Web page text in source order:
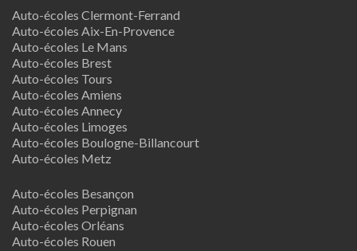
Auto-écoles Clermont-Ferrand
Auto-écoles Aix-En-Provence
Auto-écoles Le Mans
Auto-écoles Brest
Auto-écoles Tours
Auto-écoles Amiens
Auto-écoles Annecy
Auto-écoles Limoges
Auto-écoles Boulogne-Billancourt
Auto-écoles Metz
Auto-écoles Besançon
Auto-écoles Perpignan
Auto-écoles Orléans
Auto-écoles Rouen